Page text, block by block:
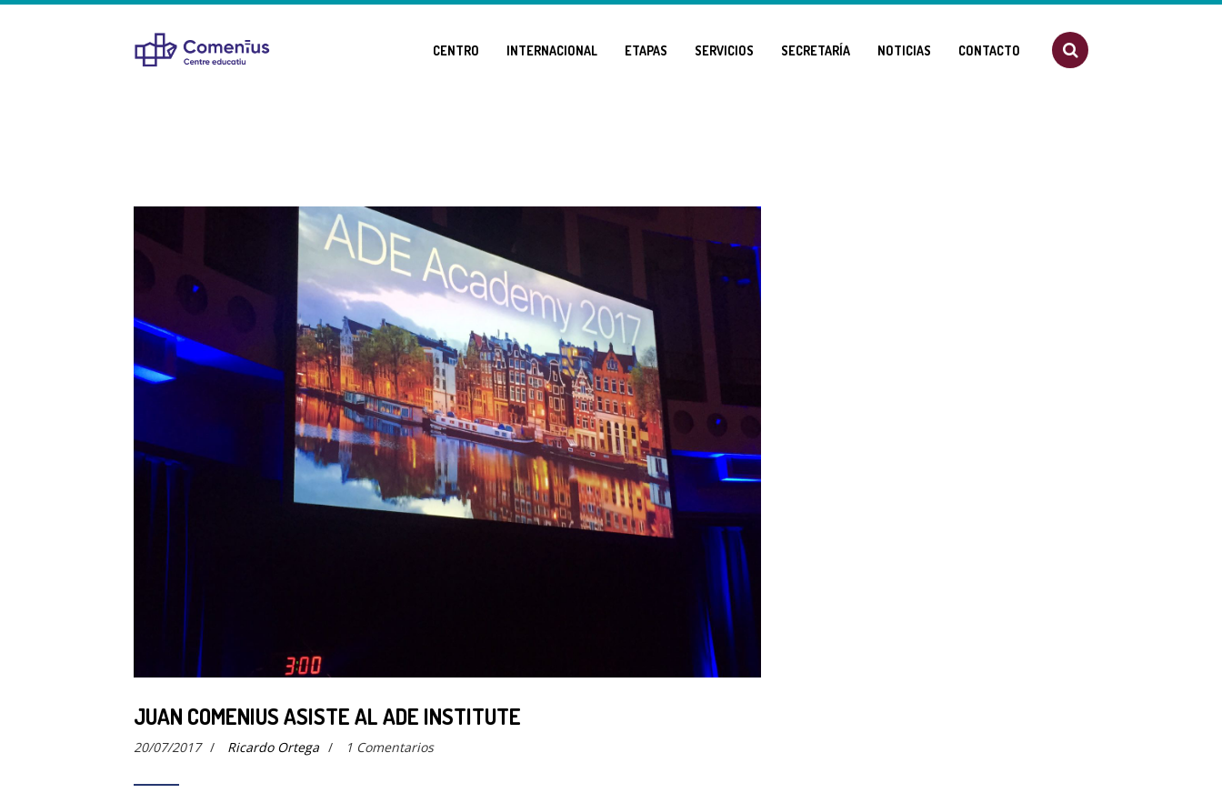
CENTRO INTERNACIONAL ETAPAS SERVICIOS SECRETARÍA NOTICIAS CONTACTO
JUAN COMENIUS ASISTE AL ADE INSTITUTE
20/07/2017 / Ricardo Ortega / 1 Comentarios